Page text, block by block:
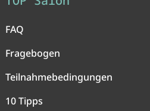
FAQ
Fragebogen
Teilnahmebedingungen
10 Tipps